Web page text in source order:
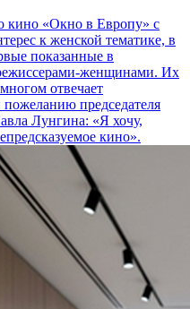
кино «Окно в Европу» с
к женской тематике, в
показанные в
женщинами. Их
отвечает
председателя
Лунгина: «Я хочу,
кино».